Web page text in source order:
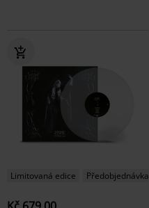
Limitovaná edice Předobjednávka